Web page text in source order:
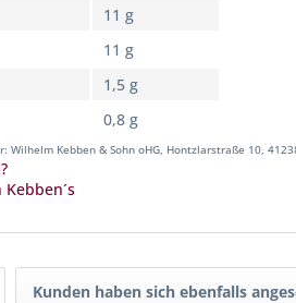
11 g
11 g
1,5 g
0,8 g
Wilhelm Kebben & Sohn oHG, Hontzlarstraße 10,
Kunden haben sich ebenfalls